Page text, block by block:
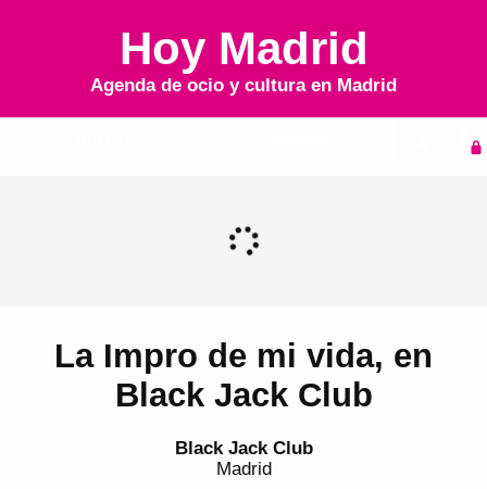
Hoy Madrid
Agenda de ocio y cultura en Madrid
La Impro de mi vida, en
Black Jack Club
Black Jack Club
Madrid